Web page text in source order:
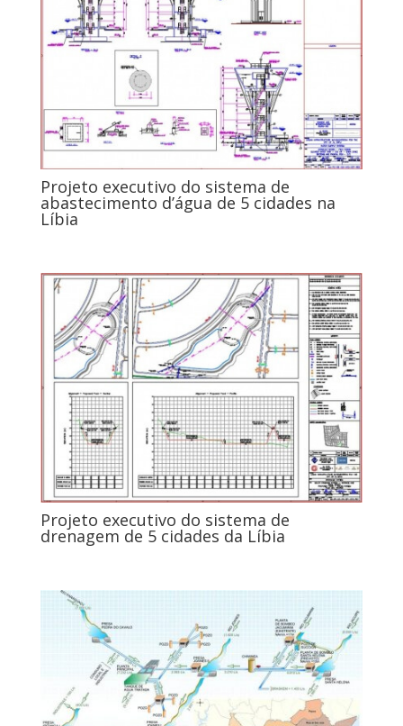
Projeto executivo do sistema de
abastecimento d’água de 5 cidades na
Líbia
Projeto executivo do sistema de
drenagem de 5 cidades da Líbia